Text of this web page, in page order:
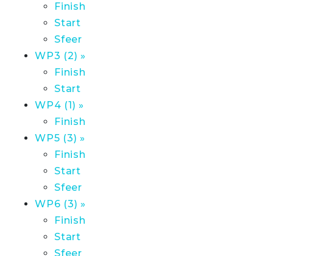
Finish
Start
Sfeer
WP3 (2) »
Finish
Start
WP4 (1) »
Finish
WP5 (3) »
Finish
Start
Sfeer
WP6 (3) »
Finish
Start
Sfeer